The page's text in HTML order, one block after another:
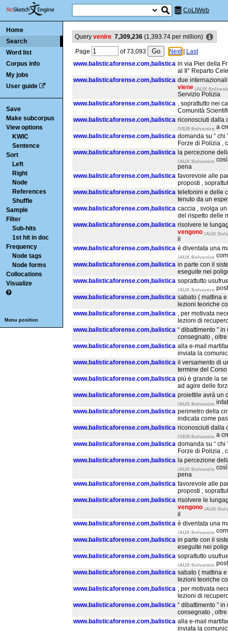
CoLIWeb
Home
Search
Word list
Corpus info
My jobs
User guide
Save
Make subcorpus
View options
KWIC
Sentence
Sort
Left
Right
Node
References
Shuffle
Sample
Filter
Sub-hits
1st hit in doc
Frequency
Node tags
Node forms
Collocations
Visualize
Menu position
Query venire 7,309,236(1,393.74per million)
Page of73,093 Next|
Last
www.balisticaforense.com,balistica in via Pier della
al II° Reparto
www.balisticaforense.com,balistica due
viene /AUX:fin/
Servizio Polizia
www.balisticaforense.com,balistica , soprattutto nei
Comunità
www.balisticaforense.com,balistica riconosciuti dalla
/VER:fin/venire a
www.balisticaforense.com,balistica domanda su “ chi
Forze di Polizia ,
www.balisticaforense.com,balistica la percezione
/AUX:fin/venire
pena
www.balisticaforense.com,balistica favorevole alle
proposti ,
www.balisticaforense.com,balistica telefonini e delle
tenuto da un
www.balisticaforense.com,balistica caccia , svolga
del rispetto delle
www.balisticaforense.com,balistica risolvere le
vengono /AUX:fin/
il
www.balisticaforense.com,balistica è diventata una
/AUX:fin/venire
www.balisticaforense.com,balistica in parte con il
eseguite nei
www.balisticaforense.com,balistica soprattutto
/AUX:fin/venire
www.balisticaforense.com,balistica sabato ( mattina
lezioni teoriche
www.balisticaforense.com,balistica , per motivata
lezioni di
www.balisticaforense.com,balistica “ dibattimento ”
consegnato ,
www.balisticaforense.com,balistica alla e-mail
inviata la
www.balisticaforense.com,balistica il versamento di
termine del
www.balisticaforense.com,balistica più è grande la
ad agire delle
www.balisticaforense.com,balistica proiettile avrà un
/AUX:fin/venire
www.balisticaforense.com,balistica perimetro della
indicata come
www.balisticaforense.com,balistica riconosciuti dalla
/VER:fin/venire a
www.balisticaforense.com,balistica domanda su “ chi
Forze di Polizia ,
www.balisticaforense.com,balistica la percezione
/AUX:fin/venire
pena
www.balisticaforense.com,balistica favorevole alle
proposti ,
www.balisticaforense.com,balistica risolvere le
vengono /AUX:fin/
il
www.balisticaforense.com,balistica è diventata una
/AUX:fin/venire
www.balisticaforense.com,balistica in parte con il
eseguite nei
www.balisticaforense.com,balistica soprattutto
/AUX:fin/venire
www.balisticaforense.com,balistica sabato ( mattina
lezioni teoriche
www.balisticaforense.com,balistica , per motivata
lezioni di
www.balisticaforense.com,balistica “ dibattimento ”
consegnato ,
www.balisticaforense.com,balistica alla e-mail
inviata la